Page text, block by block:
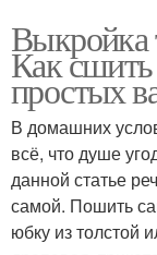
Выкройка
Как
простых
В домашних
всё, что душе
данной статье
самой. Пошить
юбку из толстой